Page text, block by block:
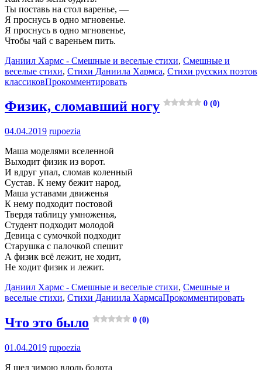
Ты поставь на стол варенье, —
Я проснусь в одно мгновенье.
Я проснусь в одно мгновенье,
Чтобы чай с вареньем пить.
Даниил Хармс - Смешные и веселые стихи, Смешные и
веселые стихи, Стихи Даниила Хармса, Стихи русских поэтов
классиковПрокомментировать
Физик, сломавший ногу 0 (0)
04.04.2019 rupoezia
Маша моделями вселенной
Выходит физик из ворот.
И вдруг упал, сломав коленный
Сустав. К нему бежит народ,
Маша уставами движенья
К нему подходит постовой
Твердя таблицу умноженья,
Студент подходит молодой
Девица с сумочкой подходит
Старушка с палочкой спешит
А физик всё лежит, не ходит,
Не ходит физик и лежит.
Даниил Хармс - Смешные и веселые стихи, Смешные и
веселые стихи, Стихи Даниила ХармсаПрокомментировать
Что это было 0 (0)
01.04.2019 rupoezia
Я шел зимою вдоль болота